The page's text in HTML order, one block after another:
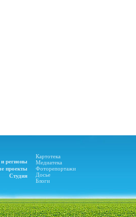
регионы
проекты
Студия
Картотека
Медиатека
Фоторепортажи
Досье
Блоги